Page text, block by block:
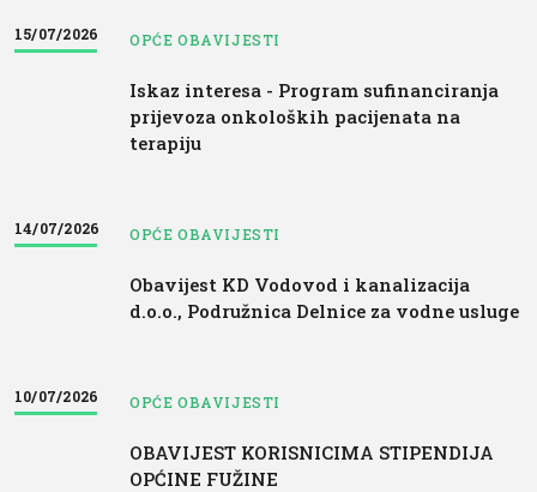
15/07/2026 OPĆE OBAVIJESTI
Iskaz interesa - Program sufinanciranja
prijevoza onkoloških pacijenata na
terapiju
14/07/2026 OPĆE OBAVIJESTI
Obavijest KD Vodovod i kanalizacija
d.o.o., Podružnica Delnice za vodne usluge
10/07/2026 OPĆE OBAVIJESTI
OBAVIJEST KORISNICIMA STIPENDIJA
OPĆINE FUŽINE